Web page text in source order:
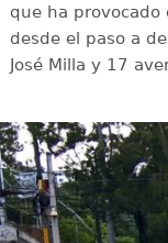
que ha provocado
desde el paso a
José Milla y 17